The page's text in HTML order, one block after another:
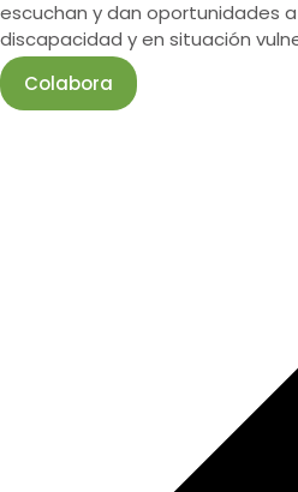
escuchan y dan oportunidades
discapacidad y en situación
Colabora